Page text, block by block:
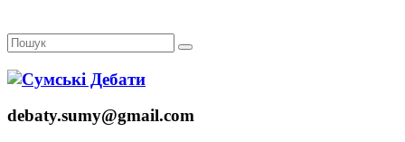
debaty.sumy@gmail.com